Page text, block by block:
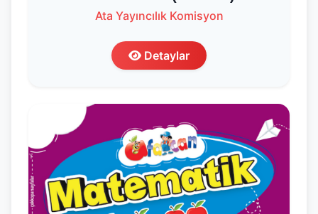
Ata Yayıncılık Komisyon
Detaylar